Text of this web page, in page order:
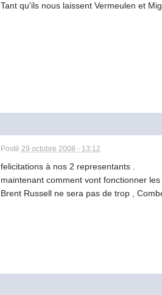
Tant qu'ils nous laissent Vermeulen et
Posté29 octobre 2008 - 13:12
felicitations à nos 2 representants .
maintenant comment vont fonctionner
Brent Russell ne sera pas de trop ,